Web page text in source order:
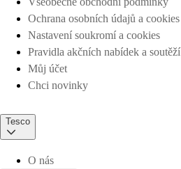
Ochrana osobních údajů a cookies
Nastavení soukromí a cookies
Pravidla akčních nabídek a soutěží
Můj účet
Chci novinky
Tesco
O nás